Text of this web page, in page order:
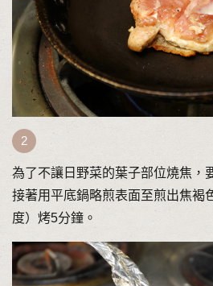
為了不讓日野菜的葉子部位燒焦，
接著用平底鍋略煎表面至煎出焦褐
度）烤5分鐘。